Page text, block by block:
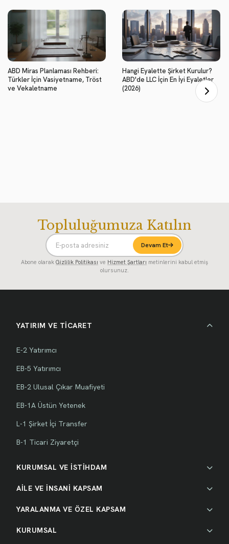
ABD Miras Planlaması Rehberi:
Türkler İçin Vasiyetname, Tröst
ve Vekaletname
Hangi Eyalette Şirket Kurulur?
ABD'de LLC İçin En İyi Eyaletler
(2026)
Topluluğumuza Katılın
Devam Et
Abone olarak Gizlilik Politikası ve Hizmet Şartları metinlerini kabul etmiş
olursunuz.
YATIRIM VE TİCARET
E-2 Yatırımcı
EB-5 Yatırımcı
EB-2 Ulusal Çıkar Muafiyeti
EB-1A Üstün Yetenek
L-1 Şirket İçi Transfer
B-1 Ticari Ziyaretçi
KURUMSAL VE İSTİHDAM
AİLE VE İNSANİ KAPSAM
YARALANMA VE ÖZEL KAPSAM
KURUMSAL